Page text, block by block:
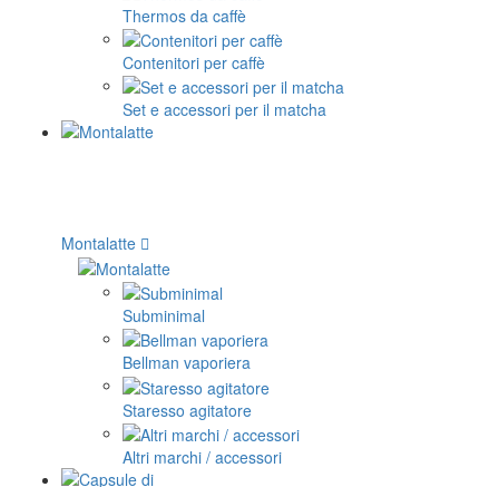
Thermos da caffè
Contenitori per caffè
Set e accessori per il matcha
Montalatte
Subminimal
Bellman vaporiera
Staresso agitatore
Altri marchi / accessori